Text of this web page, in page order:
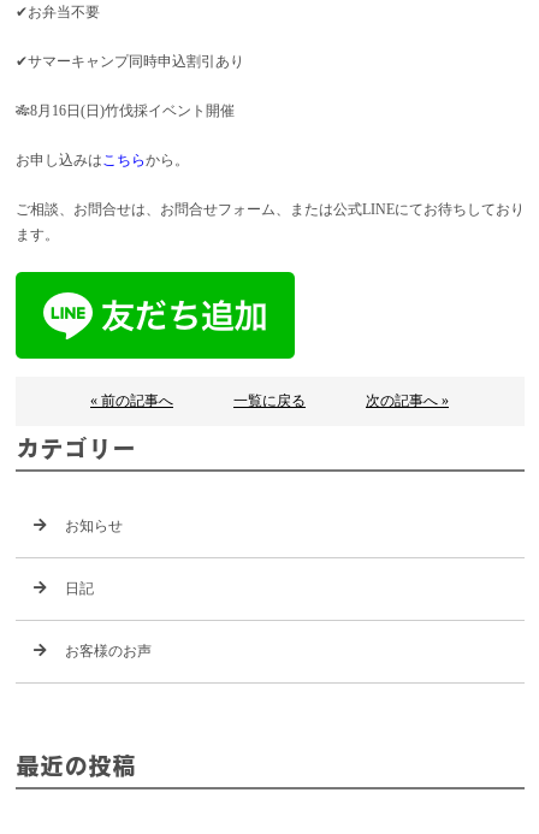
✔お弁当不要
✔サマーキャンプ同時申込割引あり
🎋8月16日(日)竹伐採イベント開催
お申し込みはこちらから。
ご相談、お問合せは、お問合せフォーム、または公式LINEにてお待ちしており
ます。
« 前の記事へ 一覧に戻る 次の記事へ »
カテゴリー
お知らせ
日記
お客様のお声
最近の投稿